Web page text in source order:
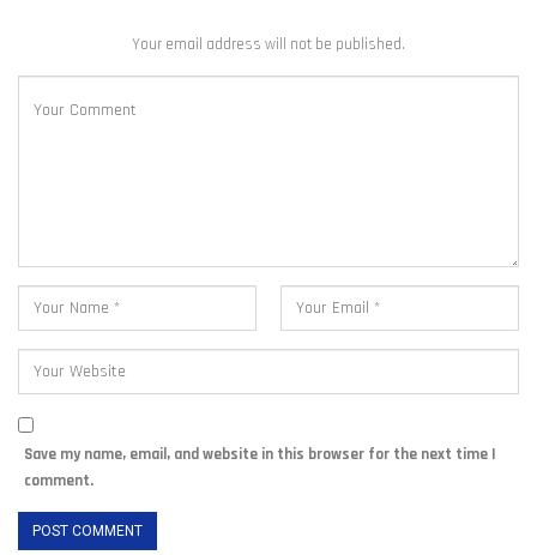
Your email address will not be published.
Save my name, email, and website in this browser for the next time I
comment.